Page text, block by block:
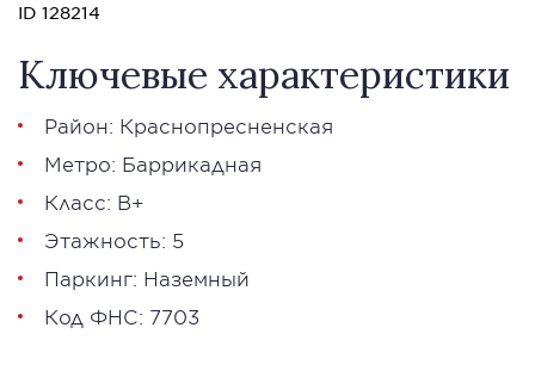
ID 128214
Ключевые характеристики
Район: Краснопресненская
Метро: Баррикадная
Класс: В+
Этажность: 5
Паркинг: Наземный
Код ФНС: 7703